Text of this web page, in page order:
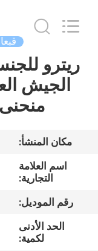
منزل،
معلومات
جولة
Manufacturing
ريترو
الجيش
مكان المنشأ:
اسم العلامة
التجارية:
رقم الموديل:
الحد الأدنى
لكمية: